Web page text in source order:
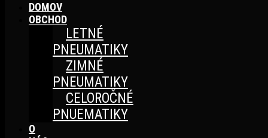
DOMOV
OBCHOD
LETNÉ
PNEUMATIKY
ZIMNÉ
PNEUMATIKY
CELOROČNÉ
PNUEMATIKY
O